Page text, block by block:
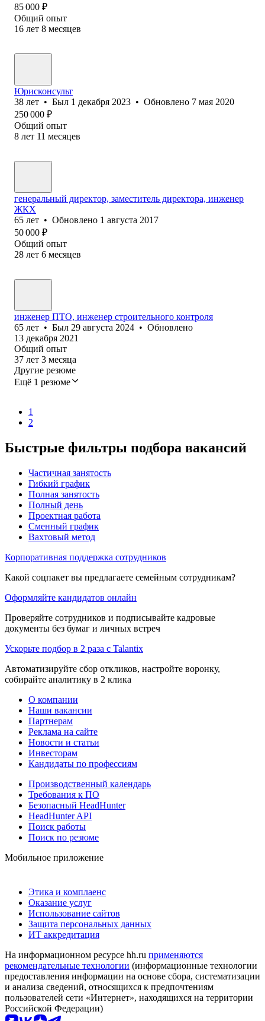
85 000 ₽
Общий опыт
16 лет 8 месяцев
Юрисконсульт
38 лет • Был 1 декабря 2023 • Обновлено 7 мая 2020
250 000 ₽
Общий опыт
8 лет 11 месяцев
генеральный директор, заместитель директора, инженер
ЖКХ
65 лет • Обновлено 1 августа 2017
50 000 ₽
Общий опыт
28 лет 6 месяцев
инженер ПТО, инженер строительного контроля
65 лет • Был 29 августа 2024 • Обновлено
13 декабря 2021
Общий опыт
37 лет 3 месяца
Другие резюме
Ещё 1 резюме
1
2
Быстрые фильтры подбора вакансий
Частичная занятость
Гибкий график
Полная занятость
Полный день
Проектная работа
Сменный график
Вахтовый метод
Корпоративная поддержка сотрудников
Какой соцпакет вы предлагаете семейным сотрудникам?
Оформляйте кандидатов онлайн
Проверяйте сотрудников и подписывайте кадровые
документы без бумаг и личных встреч
Ускорьте подбор в 2 раза с Talantix
Автоматизируйте сбор откликов, настройте воронку,
собирайте аналитику в 2 клика
О компании
Наши вакансии
Партнерам
Реклама на сайте
Новости и статьи
Инвесторам
Кандидаты по профессиям
Производственный календарь
Требования к ПО
Безопасный HeadHunter
HeadHunter API
Поиск работы
Поиск по резюме
Мобильное приложение
Этика и комплаенс
Оказание услуг
Использование сайтов
Защита персональных данных
ИТ аккредитация
На информационном ресурсе hh.ru применяются
рекомендательные технологии (информационные технологии
предоставления информации на основе сбора, систематизации
и анализа сведений, относящихся к предпочтениям
пользователей сети «Интернет», находящихся на территории
Российской Федерации)